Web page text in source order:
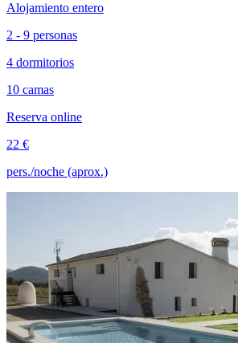
Alojamiento entero
2 - 9 personas
4 dormitorios
10 camas
Reserva online
22 €
pers./noche (aprox.)